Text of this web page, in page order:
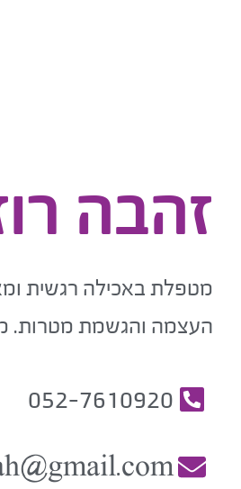
זהבה
מטפלת באכילה רגשית
העצמה והגשמת מטרות.
052-7610920